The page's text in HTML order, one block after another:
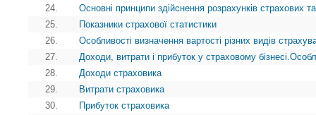
24.
Основні принципи здійснення розрахунків страхових
25.
Показники страхової статистики
26.
Особливості визначення вартості різних видів
27.
Доходи, витрати і прибуток у страховому
28.
Доходи страховика
29.
Витрати страховика
30.
Прибуток страховика